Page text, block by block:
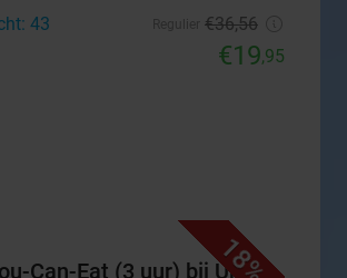
43 €36,56
€19,95
18%
Can-Eat (3 uur) bij Urban